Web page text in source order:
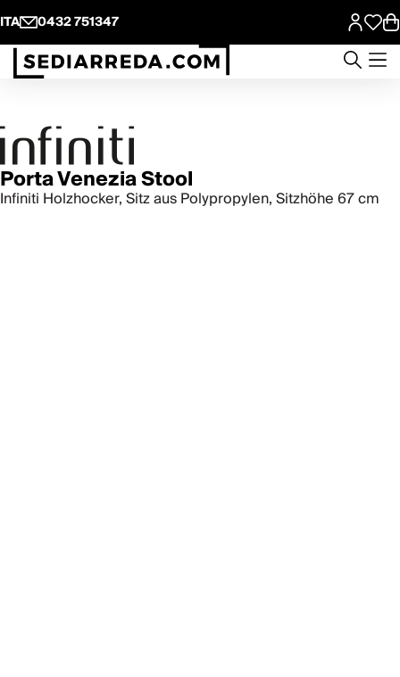
ITA 0432 751347
Porta Venezia Stool
Infiniti Holzhocker, Sitz aus Polypropylen, Sitzhöhe 67 cm